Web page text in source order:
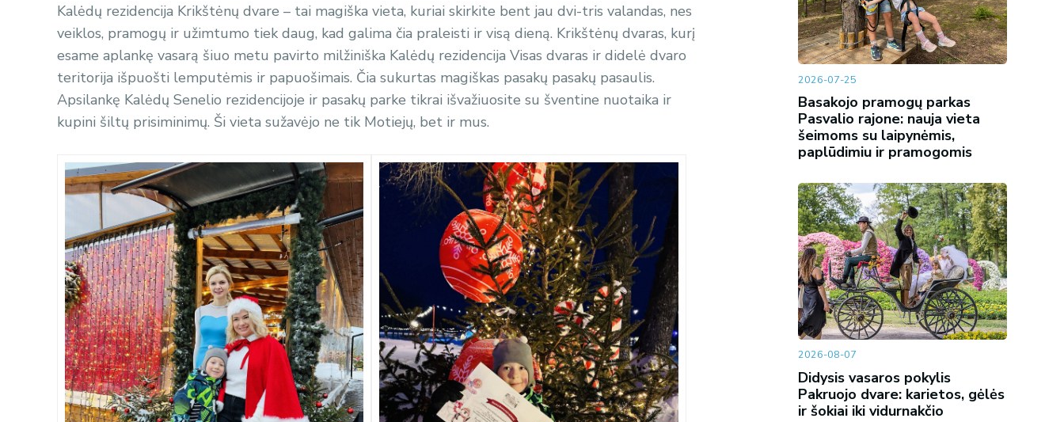
Kalėdų rezidencija Krikštėnų dvare – tai magiška vieta, kuriai skirkite bent jau dvi-tris valandas, nes
veiklos, pramogų ir užimtumo tiek daug, kad galima čia praleisti ir visą dieną. Krikštėnų dvaras, kurį
esame aplankę vasarą šiuo metu pavirto milžiniška Kalėdų rezidencija Visas dvaras ir didelė dvaro
teritorija išpuošti lemputėmis ir papuošimais. Čia sukurtas magiškas pasakų pasakų pasaulis.
Apsilankę Kalėdų Senelio rezidencijoje ir pasakų parke tikrai išvažiuosite su šventine nuotaika ir
kupini šiltų prisiminimų. Ši vieta sužavėjo ne tik Motiejų, bet ir mus.
2026-07-25
Basakojo pramogų parkas
Pasvalio rajone: nauja vieta
šeimoms su laipynėmis,
paplūdimiu ir pramogomis
2026-08-07
Didysis vasaros pokylis
Pakruojo dvare: karietos, gėlės
ir šokiai iki vidurnakčio